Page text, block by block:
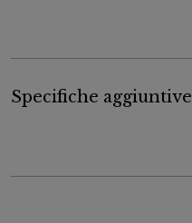
Specifiche aggiuntive